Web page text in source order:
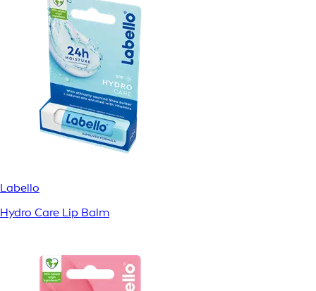
Labello
Hydro Care Lip Balm